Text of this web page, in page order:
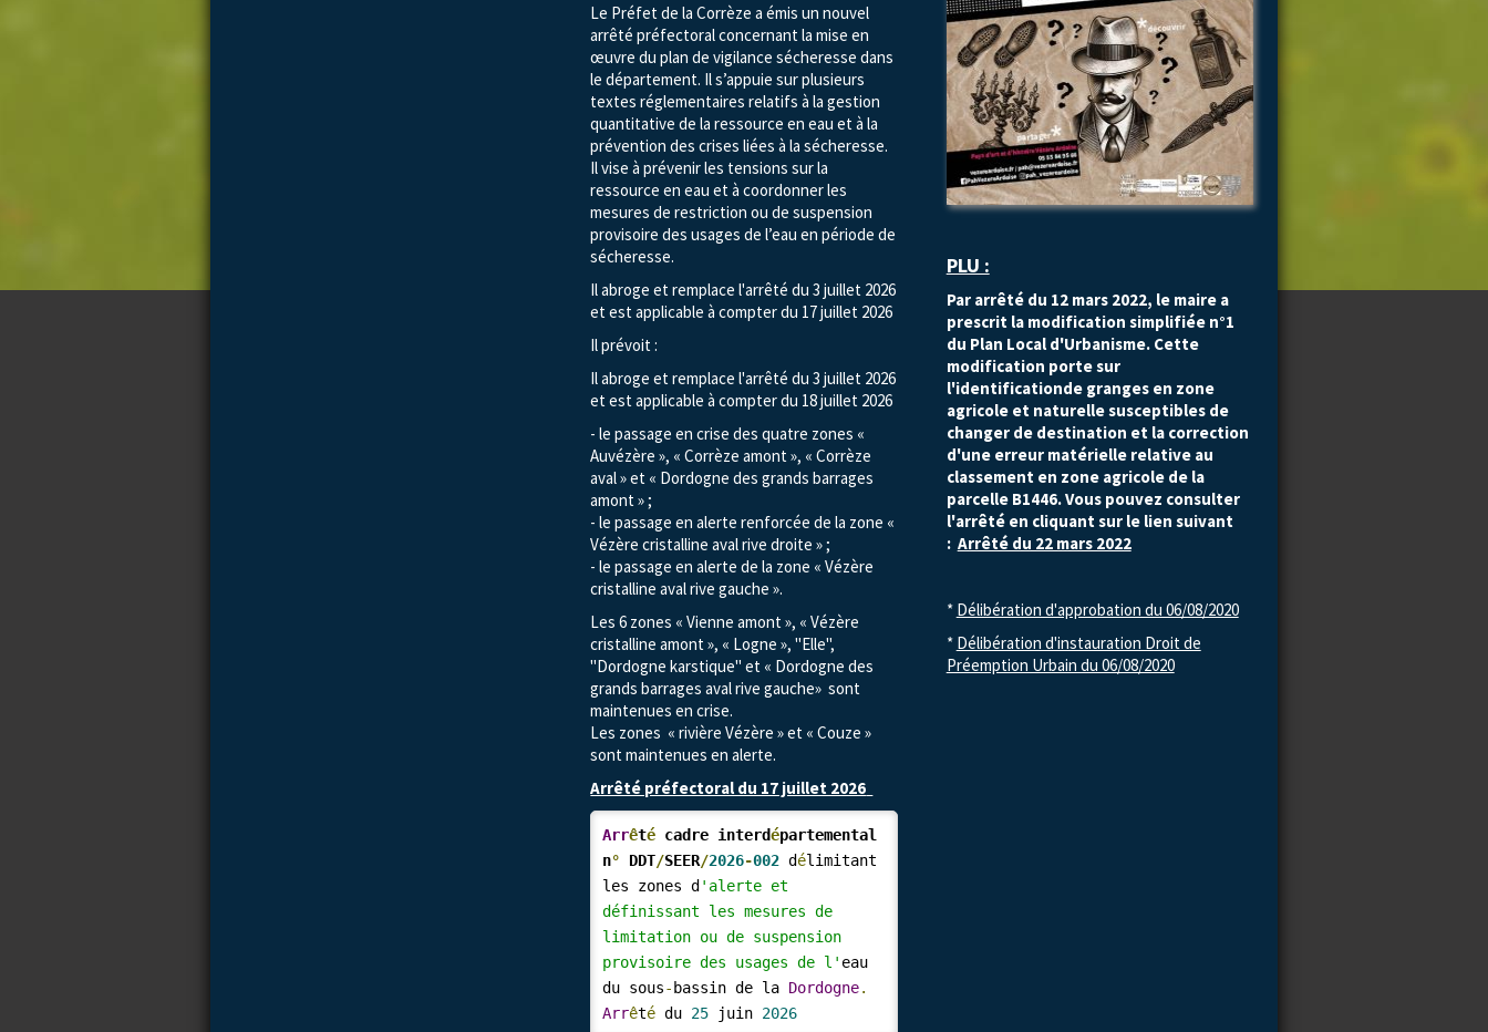
Le Préfet de la Corrèze a émis un nouvel
arrêté préfectoral concernant la mise en
œuvre du plan de vigilance sécheresse dans
le département. Il s’appuie sur plusieurs
textes réglementaires relatifs à la gestion
quantitative de la ressource en eau et à la
prévention des crises liées à la sécheresse.
Il vise à prévenir les tensions sur la
ressource en eau et à coordonner les
mesures de restriction ou de suspension
provisoire des usages de l’eau en période de
sécheresse.
Il abroge et remplace l'arrêté du 3 juillet 2026
et est applicable à compter du 17 juillet 2026
Il prévoit :
Il abroge et remplace l'arrêté du 3 juillet 2026
et est applicable à compter du 18 juillet 2026
- le passage en crise des quatre zones «
Auvézère », « Corrèze amont », « Corrèze
aval » et « Dordogne des grands barrages
amont » ;
- le passage en alerte renforcée de la zone «
Vézère cristalline aval rive droite » ;
- le passage en alerte de la zone « Vézère
cristalline aval rive gauche ».
Les 6 zones « Vienne amont », « Vézère
cristalline amont », « Logne », "Elle",
"Dordogne karstique" et « Dordogne des
grands barrages aval rive gauche» sont
maintenues en crise.
Les zones « rivière Vézère » et « Couze »
sont maintenues en alerte.
Arrêté préfectoral du 17 juillet 2026
Arrêté cadre interdépartemental
n° DDT/SEER/2026-002 délimitant
les zones d 'alerte et
définissant les mesures de
limitation ou de suspension
provisoire des usages de l' eau
du sous- bassin de la Dordogne.
Arrêté du 25 juin 2026
​PLU :
Par arrêté du 12 mars 2022, le maire a
prescrit la modification simplifiée n°1
du Plan Local d'Urbanisme. Cette
modification porte sur
l'identificationde granges en zone
agricole et naturelle susceptibles de
changer de destination et la correction
d'une erreur matérielle relative au
classement en zone agricole de la
parcelle B1446.Vous pouvez consulter
l'arrêté en cliquant sur le lien suivant
: Arrêté du 22 mars 2022
* Délibération d'approbation du 06/08/2020
* Délibération d'instauration Droit de
Préemption Urbain du 06/08/2020